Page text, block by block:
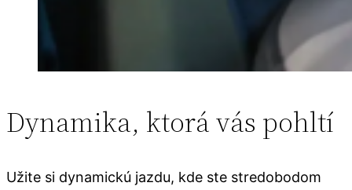
Dynamika, ktorá vás pohltí
Užite si dynamickú jazdu, kde ste stredobodom